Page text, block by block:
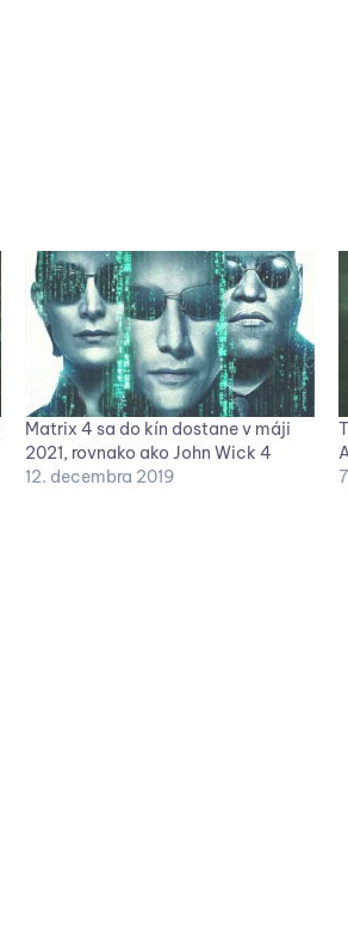
Matrix 4 sa do kín dostane v máji
2021, rovnako ako John Wick 4
12. decembra 2019